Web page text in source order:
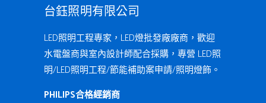
台鈺照明有限公司
LED照明工程專家，LED燈批發廠廠商，歡迎
水電盤商與室內設計師配合採購，專營 LED照
明/LED照明工程/節能補助案申請/照明燈飾。
PHILIPS合格經銷商